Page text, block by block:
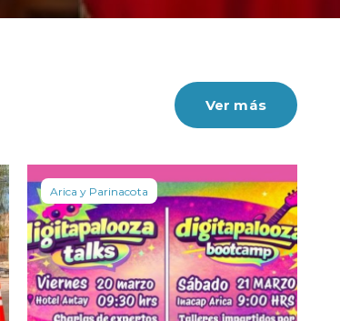
Ver más
Arica y Parinacota